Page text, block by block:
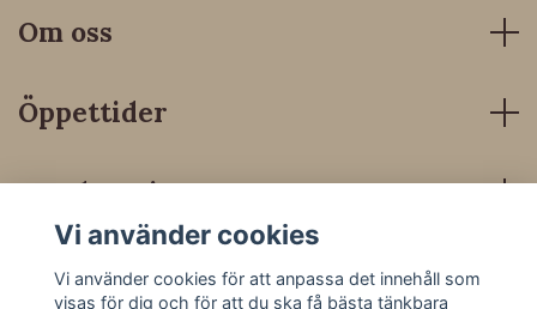
Om oss
Öppettider
Kundservice
Sociala medier
Vi använder cookies
Vi använder cookies för att anpassa det innehåll som
visas för dig och för att du ska få bästa tänkbara